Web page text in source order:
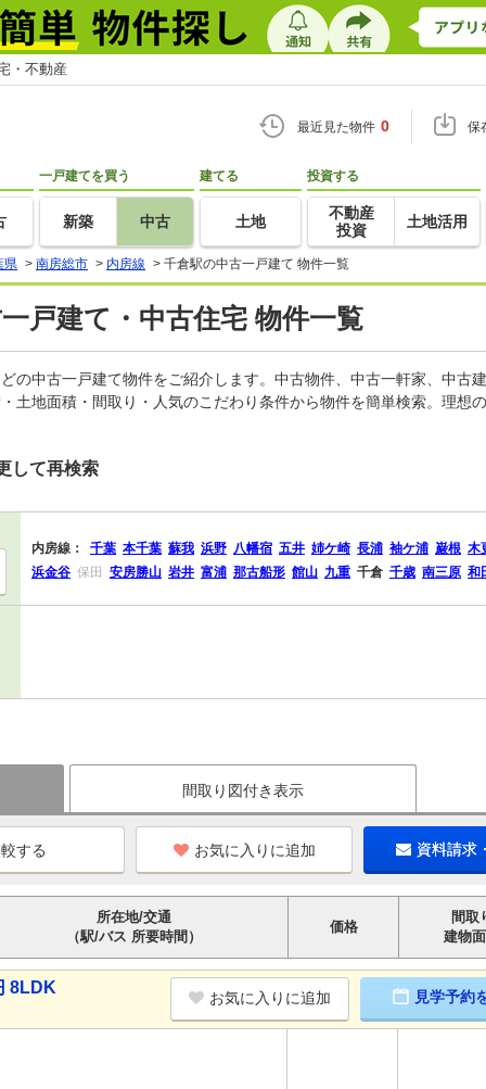
・不動産
最近見た物件 0 保
一戸建てを買う
新築 中古
建てる
土地
投資する
不動産
投資
土地活用
県 > 南房総市 > 内房線 > 千倉駅の中古一戸建て 物件一覧
戸建て・中古住宅 物件一覧
の中古一戸建て物件をご紹介します。中古物件、中古一軒家、中古
土地面積・間取り・人気のこだわり条件から物件を簡単検索。理想
して再検索
内房線： 千葉 本千葉 蘇我 浜野 八幡宿 五井 姉ケ崎 長浦 袖ケ浦 巌根 木
浜金谷 保田 安房勝山 岩井 富浦 那古船形 館山 九重 千倉 千歳 南三原 和
間取り図付き表示
お気に入りに追加 資料請求
所在地/交通
（駅/バス 所要時間）
価格
間取
建物
8LDK
お気に入りに追加 見学予約